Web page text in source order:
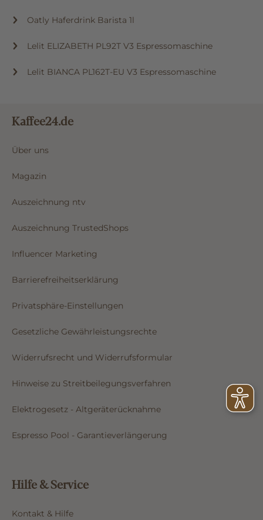
Oatly Haferdrink Barista 1l
Lelit ELIZABETH PL92T V3 Espressomaschine
Lelit BIANCA PL162T-EU V3 Espressomaschine
Kaffee24.de
Über uns
Magazin
Auszeichnung ntv
Auszeichnung TrustedShops
Influencer Marketing
Barrierefreiheitserklärung
Privatsphäre-Einstellungen
Gesetzliche Gewährleistungsrechte
Widerrufsrecht und Widerrufsformular
Hinweise zu Streitbeilegungsverfahren
Elektrogesetz - Altgeräterücknahme
Espresso Pool - Garantieverlängerung
Hilfe & Service
Kontakt & Hilfe